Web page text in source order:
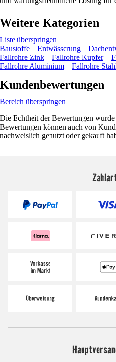
Weitere Kategorien
Liste überspringen
Baustoffe
Entwässerung
Fallrohre Zink
Fallrohre Kupfer
Fallrohre Aluminium
Fallrohre Stahl
Kundenbewertungen
Bereich überspringen
Die Echtheit der Bewertungen
Bewertungen können auch von
nachweislich genutzt oder gekauft